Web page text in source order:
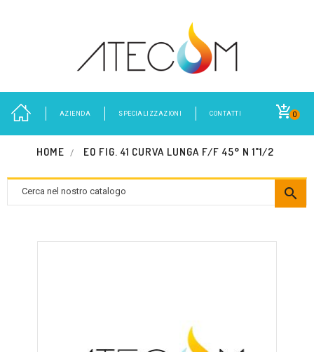
0
AZIENDA SPECIALIZZAZIONI CONTATTI
HOME EO FIG. 41 CURVA LUNGA F/F 45° N 1"1/2
